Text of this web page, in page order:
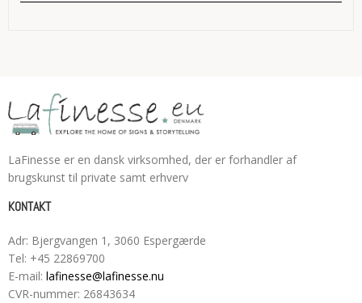
LaFinesse er en dansk virksomhed, der er forhandler af
brugskunst til private samt erhverv
KONTAKT
Adr: Bjergvangen 1 , 3060 Espergærde
Tel: +45 22869700
E-mail: lafinesse@lafinesse.nu
CVR-nummer: 26843634